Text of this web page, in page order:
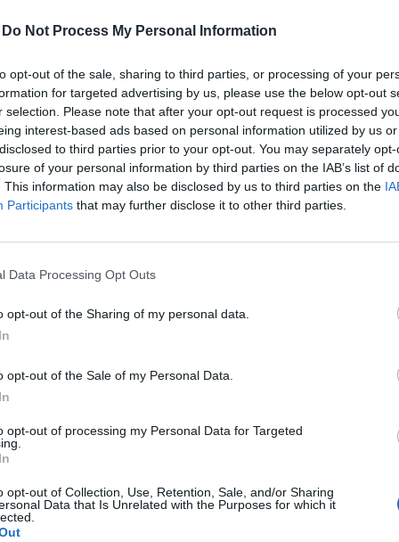
Do Not Process My Personal Information
opt-out of the sale, sharing to third parties, or processing of your
for targeted advertising by us, please use the below opt-out
selection. Please note that after your opt-out request is processed
interest-based ads based on personal information utilized by us
to third parties prior to your opt-out. You may separately
of your personal information by third parties on the IAB’s list of
This information may also be disclosed by us to third parties on the
Participants that may further disclose it to other third parties.
Data Processing Opt Outs
opt-out of the Sharing of my personal data.
opt-out of the Sale of my Personal Data.
opt-out of processing my Personal Data for Targeted
opt-out of Collection, Use, Retention, Sale, and/or Sharing
Data that Is Unrelated with the Purposes for which it
306,1-ig erősödött ma kora este a forint az
befektetői hangulatban, ami a régióból most
Közben az euró a dollárral szemben napok óta
dollár/forint jegyzések is 273 körül járnak, ami
helyzetet jelent.
még fizetniük a szállást és egyéb költségeket, most jó
portfolio.hu hírarchívumához tartozik, melynek olvasása
tartalmazza:
cikkarchívum